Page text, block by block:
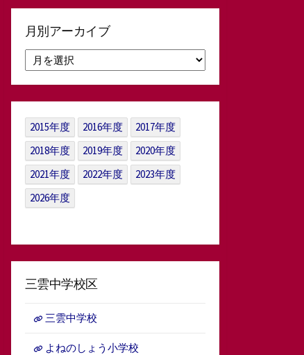
月別アーカイブ
別
ア
ー
カ
イ
ブ
2015年度 2016年度
2017年度
2018年度
2019年度
2020年度
2021年度
2022年度
2023年度
2026年度
三雲中学校区
三雲中学校
よねのしょう小学校